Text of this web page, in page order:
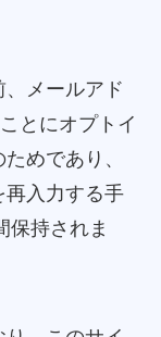
メールアド
とにオプトイ
めであり、
再入力する手
保持されま